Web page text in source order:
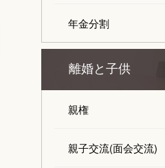
年金分割
離婚と子供
親権
親子交流(面会交流)